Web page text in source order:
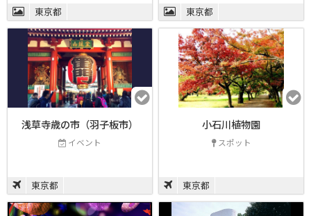
東京都 東京都
浅草寺歳の市（羽子板市）
イベント
東京都
小石川植物園
スポット
東京都